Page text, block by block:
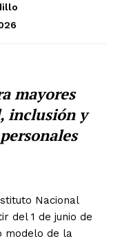
mayores
inclusión y
Nacional
del 1 de junio de
modelo de la